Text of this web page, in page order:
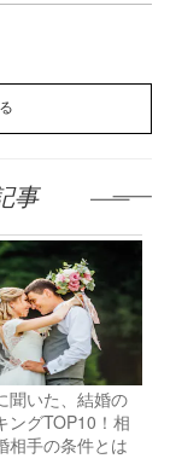
事
聞いた、結婚の
ングTOP10！相
相手の条件とは